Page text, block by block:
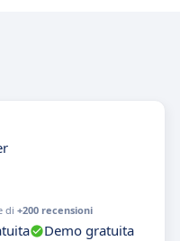
di +200 recensioni
Demo gratuita